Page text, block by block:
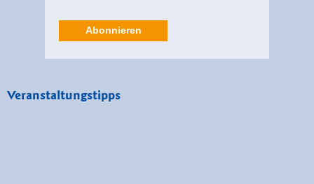
Abonnieren
Veranstaltungstipps